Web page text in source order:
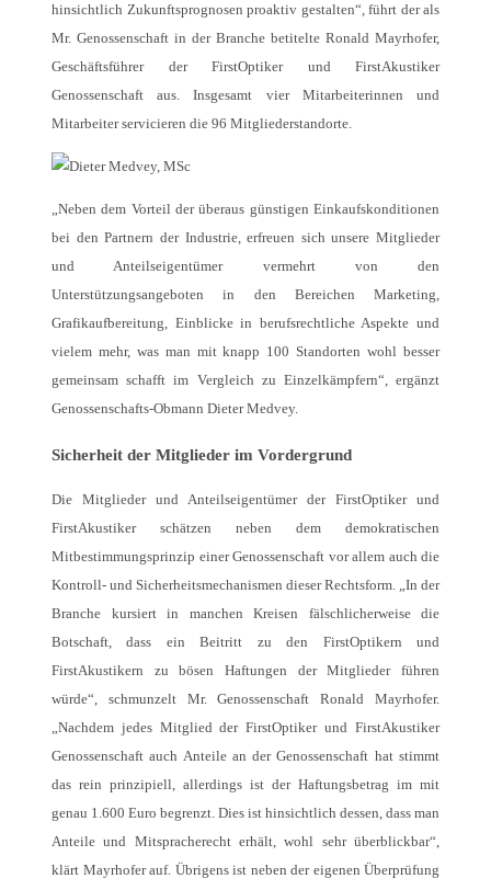
hinsichtlich Zukunftsprognosen proaktiv gestalten“, führt der als
Mr. Genossenschaft in der Branche betitelte Ronald Mayrhofer,
Geschäftsführer der FirstOptiker und FirstAkustiker
Genossenschaft aus. Insgesamt vier Mitarbeiterinnen und
Mitarbeiter servicieren die 96 Mitgliederstandorte.
„Neben dem Vorteil der überaus günstigen Einkaufskonditionen
bei den Partnern der Industrie, erfreuen sich unsere Mitglieder
und Anteilseigentümer vermehrt von den
Unterstützungsangeboten in den Bereichen Marketing,
Grafikaufbereitung, Einblicke in berufsrechtliche Aspekte und
vielem mehr, was man mit knapp 100 Standorten wohl besser
gemeinsam schafft im Vergleich zu Einzelkämpfern“, ergänzt
Genossenschafts-Obmann Dieter Medvey.
Sicherheit der Mitglieder im Vordergrund
Die Mitglieder und Anteilseigentümer der FirstOptiker und
FirstAkustiker schätzen neben dem demokratischen
Mitbestimmungsprinzip einer Genossenschaft vor allem auch die
Kontroll- und Sicherheitsmechanismen dieser Rechtsform. „In der
Branche kursiert in manchen Kreisen fälschlicherweise die
Botschaft, dass ein Beitritt zu den FirstOptikern und
FirstAkustikern zu bösen Haftungen der Mitglieder führen
würde“, schmunzelt Mr. Genossenschaft Ronald Mayrhofer.
„Nachdem jedes Mitglied der FirstOptiker und FirstAkustiker
Genossenschaft auch Anteile an der Genossenschaft hat stimmt
das rein prinzipiell, allerdings ist der Haftungsbetrag im mit
genau 1.600 Euro begrenzt. Dies ist hinsichtlich dessen, dass man
Anteile und Mitspracherecht erhält, wohl sehr überblickbar“,
klärt Mayrhofer auf. Übrigens ist neben der eigenen Überprüfung